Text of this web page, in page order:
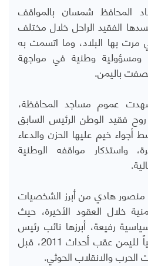
المحافظ شمسان بالمواقف
الفقيد الراحل خلال مختلف
مرت بها البلاد، وما اتسمت به
وطنية في مواجهة
باليمن.
عموم مساجد المحافظة،
فقيد الوطن الرئيس السابق
خيم عليها الحزن والدعاء
واستذكار مواقفه الوطنية
منصور هادي من أبرز الشخصيات
خلال العقود الأخيرة، حيث
رفيعة، أبرزها نائب رئيس
الجمهورية ثم رئيساً انتقالياً لليمن عقب أحداث 2011، قبل
الحرب والانقلاب الحوثي.